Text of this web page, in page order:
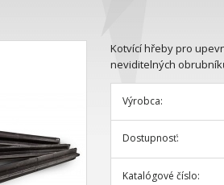
Kotvící hřeby pro
neviditelných
Výrobca:
Dostupnosť:
Katalógové číslo: